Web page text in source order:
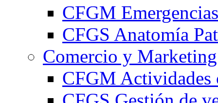
CFGM
CFGS Anatomía
Comercio y Marketing
CFGM Actividades